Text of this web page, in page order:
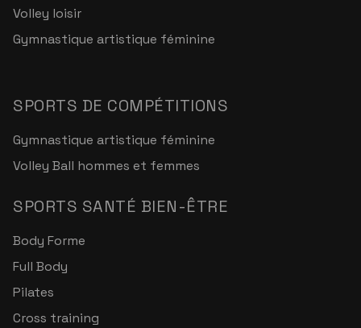
Volley loisir
Gymnastique artistique féminine
SPORTS DE COMPÉTITIONS
Gymnastique artistique féminine
Volley Ball hommes et femmes
SPORTS SANTÉ BIEN-ÊTRE
Body Forme
Full Body
Pilates
Cross training